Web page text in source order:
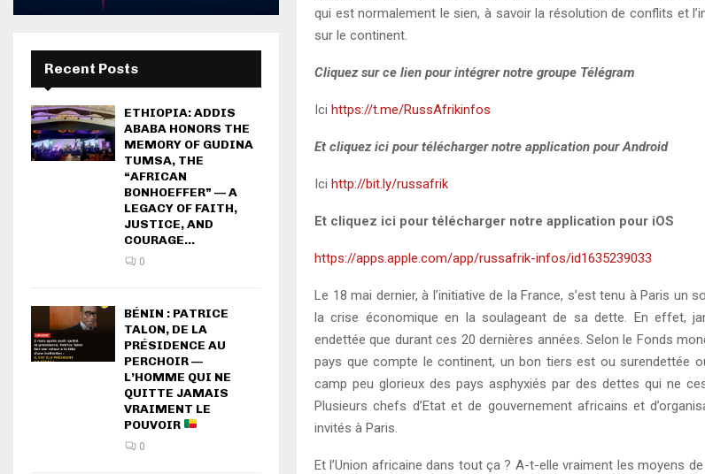
qui est normalement le sien, à savoir la résolution de conflits et
sur le continent.
Cliquez sur ce lien pour intégrer notre groupe Télégram
Ici https://t.me/RussAfrikinfos
Et cliquez ici pour télécharger notre application pour Android
Ici http://bit.ly/russafrik
Et cliquez ici pour télécharger notre application pour iOS
https://apps.apple.com/app/russafrik-infos/id1635239033
Le 18 mai dernier, à l’initiative de la France, s’est tenu à Paris un
la crise économique en la soulageant de sa dette. En effet,
endettée que durant ces 20 dernières années. Selon le Fonds
pays que compte le continent, un bon tiers est ou surendettée
camp peu glorieux des pays asphyxiés par des dettes qui ne
Plusieurs chefs d’Etat et de gouvernement africains et
invités à Paris.
Et l’Union africaine dans tout ça ? A-t-elle vraiment les moyens
Recent Posts
ETHIOPIA: ADDIS
ABABA HONORS THE
MEMORY OF GUDINA
TUMSA, THE
“AFRICAN
BONHOEFFER” — A
LEGACY OF FAITH,
JUSTICE, AND
COURAGE...
0
BÉNIN : PATRICE
TALON, DE LA
PRÉSIDENCE AU
PERCHOIR —
L’HOMME QUI NE
QUITTE JAMAIS
VRAIMENT LE
POUVOIR
0